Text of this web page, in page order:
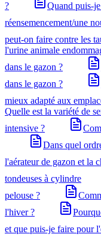
?
Quand puis-
réensemencement/une
peut-on faire contre les
l'urine animale
dans le gazon ?
dans le gazon ?
mieux adapté aux
Quelle est la variété de
intensive ?
Dans quel
l'aérateur de gazon et la
tondeuses à cylindre
pelouse ?
l'hiver ?
et que puis-je faire pour